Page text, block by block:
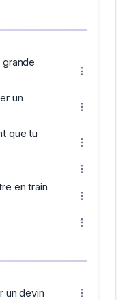
un
que tu
en train
un devin